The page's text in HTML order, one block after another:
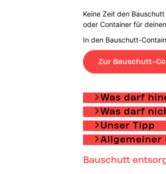
Keine Zeit den
oder Container für
In den Bauschutt-
Zur Bauschutt-
Was darf
Was darf
Unser Tipp
Allgemeiner
Bauschutt